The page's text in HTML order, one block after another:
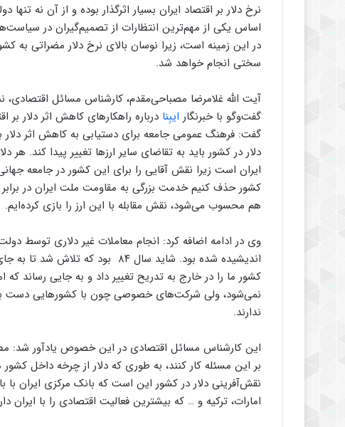
نرخ دلار بر اقتصاد ایران بسیار اثرگذار بوده و از آن نه
اساس یکی از مهم‌ترین انتظارات از تصمیم‌گیران در
در این زمینه است، زیرا نوسان بالای نرخ دلار مضراتی به
سختی انجام خواهد شد.
آیت الله غلامرضا مصباحی‌مقدم، کارشناس مسائل
گفت‌وگو با خبرنگار ایبِنا درباره راهکارهای کاهش اثر دلار
گفت: فرهنگ عمومی جامعه برای دستیابی به کاهش اثر دلار
دلار در کشور باید به تقاضای سایر ارزها تغییر پیدا کند.
ایران است زیرا نقش آقایی را برای این کشور در جامعه جهانی
کشور حذف کنیم خدمت بزرگی به مقاومت ملت ایران در برابر
هم محسوب می‌شود، نقش مقابله با این ارز را بازی کرده‌ایم.
وی در ادامه اضافه کرد: انجام معاملات غیر دلاری توسط
اندیشیده شده بود. شاید سال ۸۴
کشور ما را در خارج به تدریح تغییر داد و به جایی رساند که
نمی‌شود، ولی شرکت‌های خصوصی چون با کشورهایی دست به
ندارند.
این کارشناس مسائل اقتصادی در این خصوص یادآور شد:
بر این مسئله کار کنند، به طوری که دلار از چرخه داخل
نقش‌آفرینی دلار در کشور این است که بانک مرکزی ایران
امارات، ترکیه و … که بیشترین فعالیت اقتصادی را با ایران